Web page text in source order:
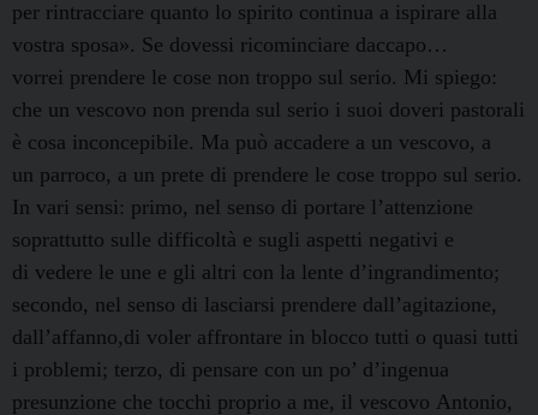
per rintracciare quanto lo spirito continua a ispirare alla
vostra sposa». Se dovessi ricominciare daccapo…
vorrei prendere le cose non troppo sul serio. Mi spiego:
che un vescovo non prenda sul serio i suoi doveri pastorali
è cosa inconcepibile. Ma può accadere a un vescovo, a
un parroco, a un prete di prendere le cose troppo sul serio.
In vari sensi: primo, nel senso di portare l’attenzione
soprattutto sulle difficoltà e sugli aspetti negativi e
di vedere le une e gli altri con la lente d’ingrandimento;
secondo, nel senso di lasciarsi prendere dall’agitazione,
dall’affanno,di voler affrontare in blocco tutti o quasi tutti
i problemi; terzo, di pensare con un po’ d’ingenua
presunzione che tocchi proprio a me, il vescovo Antonio,